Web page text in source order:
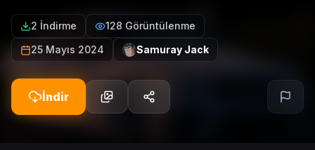
2 İndirme
128 Görüntülenme
25 Mayıs 2024
Samuray Jack
İndir